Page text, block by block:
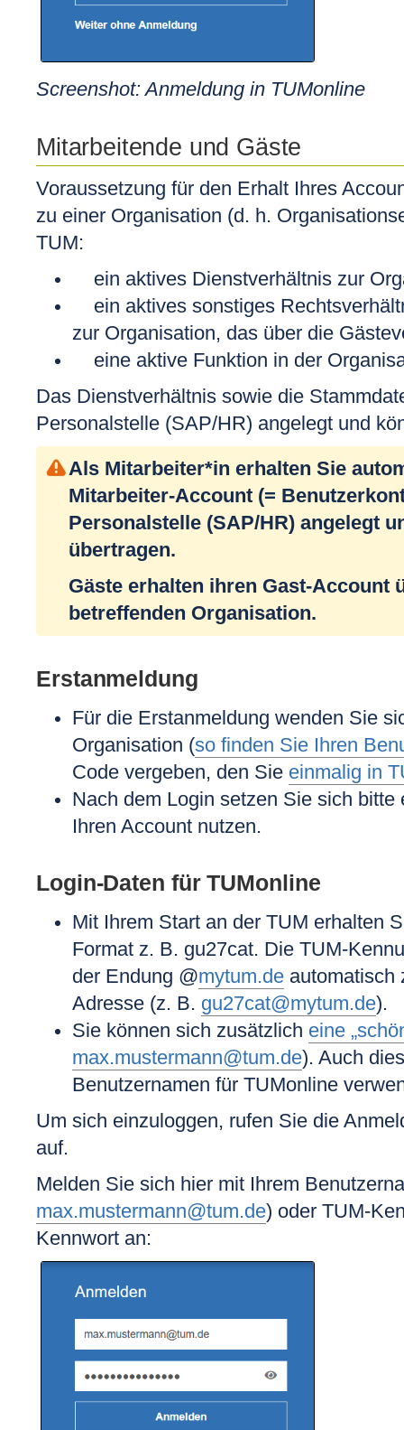
Screenshot: Anmeldung in TUMonline
Mitarbeitende und Gäste
Voraussetzung für den Erhalt Ihres
zu einer Organisation (d. h.
TUM:
ein aktives Dienstverhältnis zur
ein aktives sonstiges
zur Organisation, das über die
eine aktive Funktion in der
Das Dienstverhältnis sowie die
Personalstelle (SAP/HR) angelegt und
Als Mitarbeiter*in erhalten Sie
Mitarbeiter-Account (=
Personalstelle (SAP/HR) angelegt
übertragen.
Gäste erhalten ihren Gast-Account
betreffenden Organisation.
Erstanmeldung
Für die Erstanmeldung wenden Sie
Organisation (so finden Sie Ihren
Code vergeben, den Sie einmalig in
Nach dem Login setzen Sie sich
Ihren Account nutzen.
Login-Daten für TUMonline
Mit Ihrem Start an der TUM erhalten
Format z. B. gu27cat. Die TUM-
der Endung @mytum.de automatisch
Adresse (z. B. gu27cat@mytum.de).
Sie können sich zusätzlich eine
max.mustermann@tum.de). Auch
Benutzernamen für TUMonline
Um sich einzuloggen, rufen Sie die
auf.
Melden Sie sich hier mit Ihrem
max.mustermann@tum.de) oder TUM-
Kennwort an: